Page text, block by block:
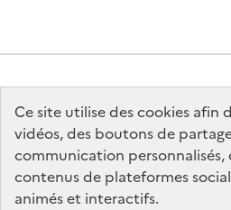
Ce site utilise des cookies afin
vidéos, des boutons de
communication personnalisés,
contenus de plateformes
animés et interactifs.
MINISTÈRE
DE LA CULTURE